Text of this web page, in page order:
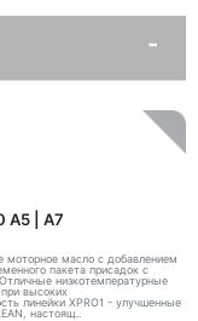
А5 | А7
моторное масло с добавлением
пакета присадок с
низкотемпературные
высоких
линейки XPRO1 - улучшенные
настоящ..